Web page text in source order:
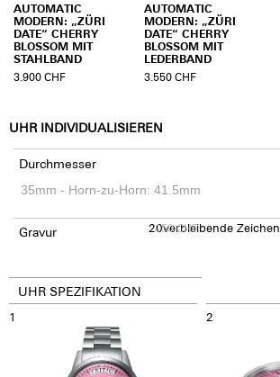
AUTOMATIC
MODERN: „ZÜRI
DATE“ CHERRY
BLOSSOM MIT
STAHLBAND
3.900CHF
AUTOMATIC
MODERN: „ZÜRI
DATE“ CHERRY
BLOSSOM MIT
LEDERBAND
3.550 CHF
UHR INDIVIDUALISIEREN
Durchmesser
Gravur 150CHF
20verbleibende Zeichen
UHR SPEZIFIKATION
1 2